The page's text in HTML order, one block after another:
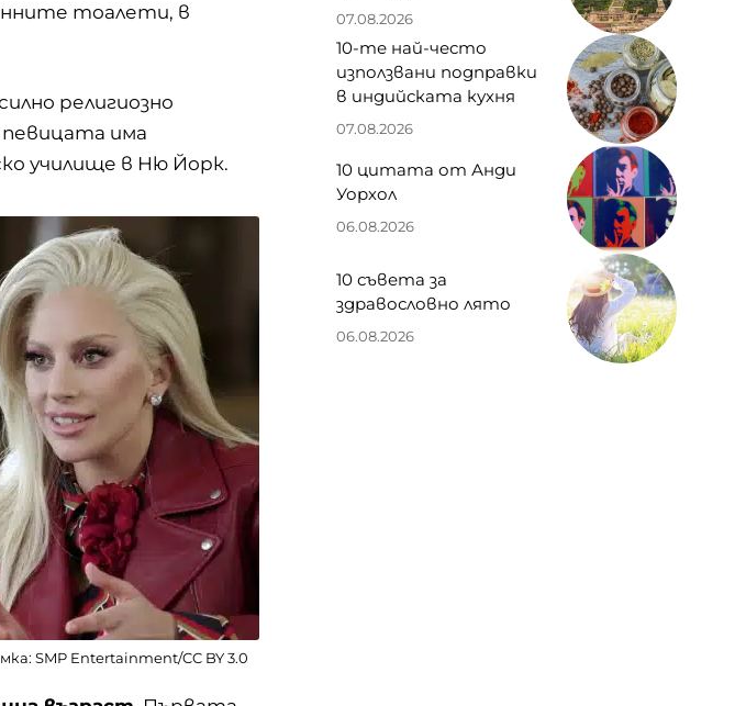
тоалети, в
религиозно
има
училище в Ню Йорк.
SMP Entertainment/CC BY 3.0
07.08.2026
10-те най-често
използвани подправки
в индийската кухня
07.08.2026
10 цитата от Анди
Уорхол
06.08.2026
10 съвета за
здравословно лято
06.08.2026